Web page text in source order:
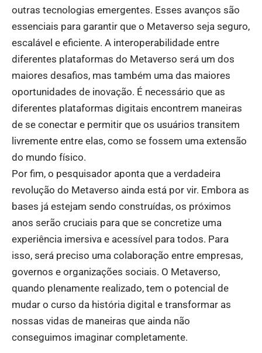
outras tecnologias emergentes. Esses avanços são
essenciais para garantir que o Metaverso seja seguro,
escalável e eficiente. A interoperabilidade entre
diferentes plataformas do Metaverso será um dos
maiores desafios, mas também uma das maiores
oportunidades de inovação. É necessário que as
diferentes plataformas digitais encontrem maneiras
de se conectar e permitir que os usuários transitem
livremente entre elas, como se fossem uma extensão
do mundo físico.
Por fim, o pesquisador aponta que a verdadeira
revolução do Metaverso ainda está por vir. Embora as
bases já estejam sendo construídas, os próximos
anos serão cruciais para que se concretize uma
experiência imersiva e acessível para todos. Para
isso, será preciso uma colaboração entre empresas,
governos e organizações sociais. O Metaverso,
quando plenamente realizado, tem o potencial de
mudar o curso da história digital e transformar as
nossas vidas de maneiras que ainda não
conseguimos imaginar completamente.